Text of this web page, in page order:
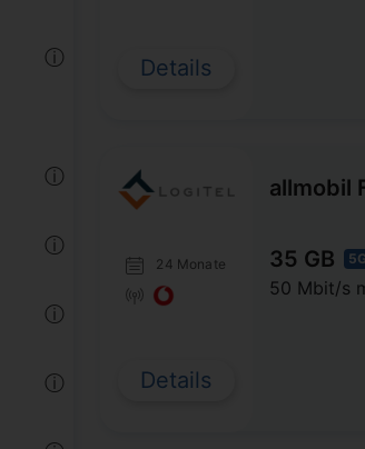
ⓘ
ⓘ
ⓘ
ⓘ
ⓘ
Details
24 Monate
Details
allmobil
35 GB 5G
50 Mbit/s